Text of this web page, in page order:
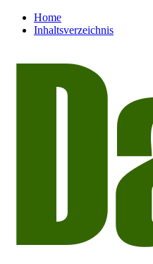
Home
Inhaltsverzeichnis